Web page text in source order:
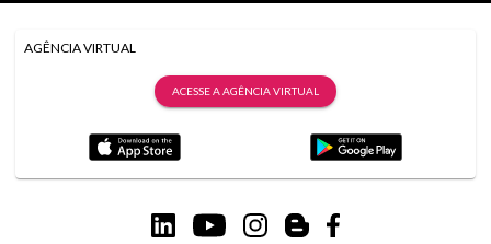
AGÊNCIA VIRTUAL
ACESSE A AGÊNCIA VIRTUAL